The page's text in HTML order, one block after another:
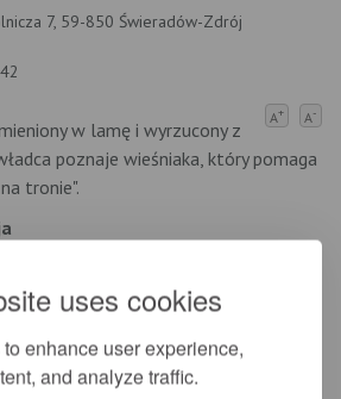
uses cookies
enhance user experience,
and analyze traffic.
7, 59-850 Świeradów-Zdrój
A+ A-
w lamę i wyrzucony z
poznaje wieśniaka, który pomaga
tronie".